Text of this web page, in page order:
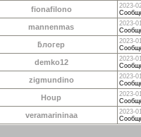
fionafilono
2023-
mannenmas
2023-
ƃлогер
2023-
demko12
2023-
zigmundino
2023-
Houp
2023-
veramarininaa
2023-